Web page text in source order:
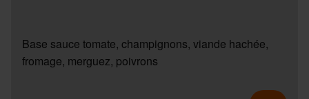
Base sauce tomate, champignons, viande hachée,
fromage, merguez, poivrons